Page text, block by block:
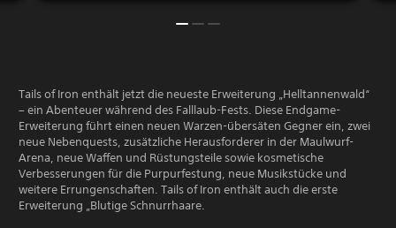
Tails of Iron enthält jetzt die neueste Erweiterung „Helltannenwald“
– ein Abenteuer während des Falllaub-Fests. Diese Endgame-
Erweiterung führt einen neuen Warzen-übersäten Gegner ein, zwei
neue Nebenquests, zusätzliche Herausforderer in der Maulwurf-
Arena, neue Waffen und Rüstungsteile sowie kosmetische
Verbesserungen für die Purpurfestung, neue Musikstücke und
weitere Errungenschaften. Tails of Iron enthält auch die erste
Erweiterung „Blutige Schnurrhaare.